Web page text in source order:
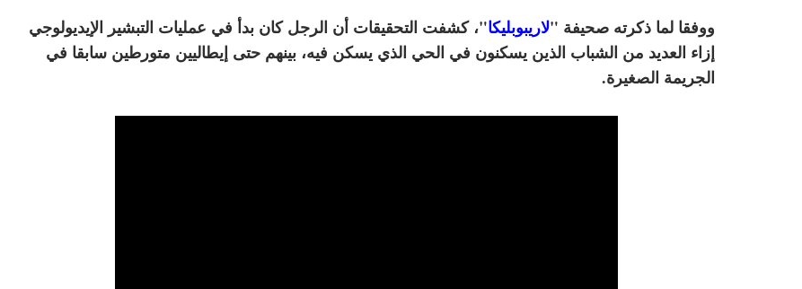
ووفقا لما ذكرته صحيفة "لاريبوبليكا"، كشفت التحقيقات أن الرجل كان بدأ في عمليات التبشير الإيديولوجي
إزاء العديد من الشباب الذين يسكنون في الحي الذي يسكن فيه، بينهم حتى إيطاليين متورطين سابقا في
الجريمة الصغيرة.